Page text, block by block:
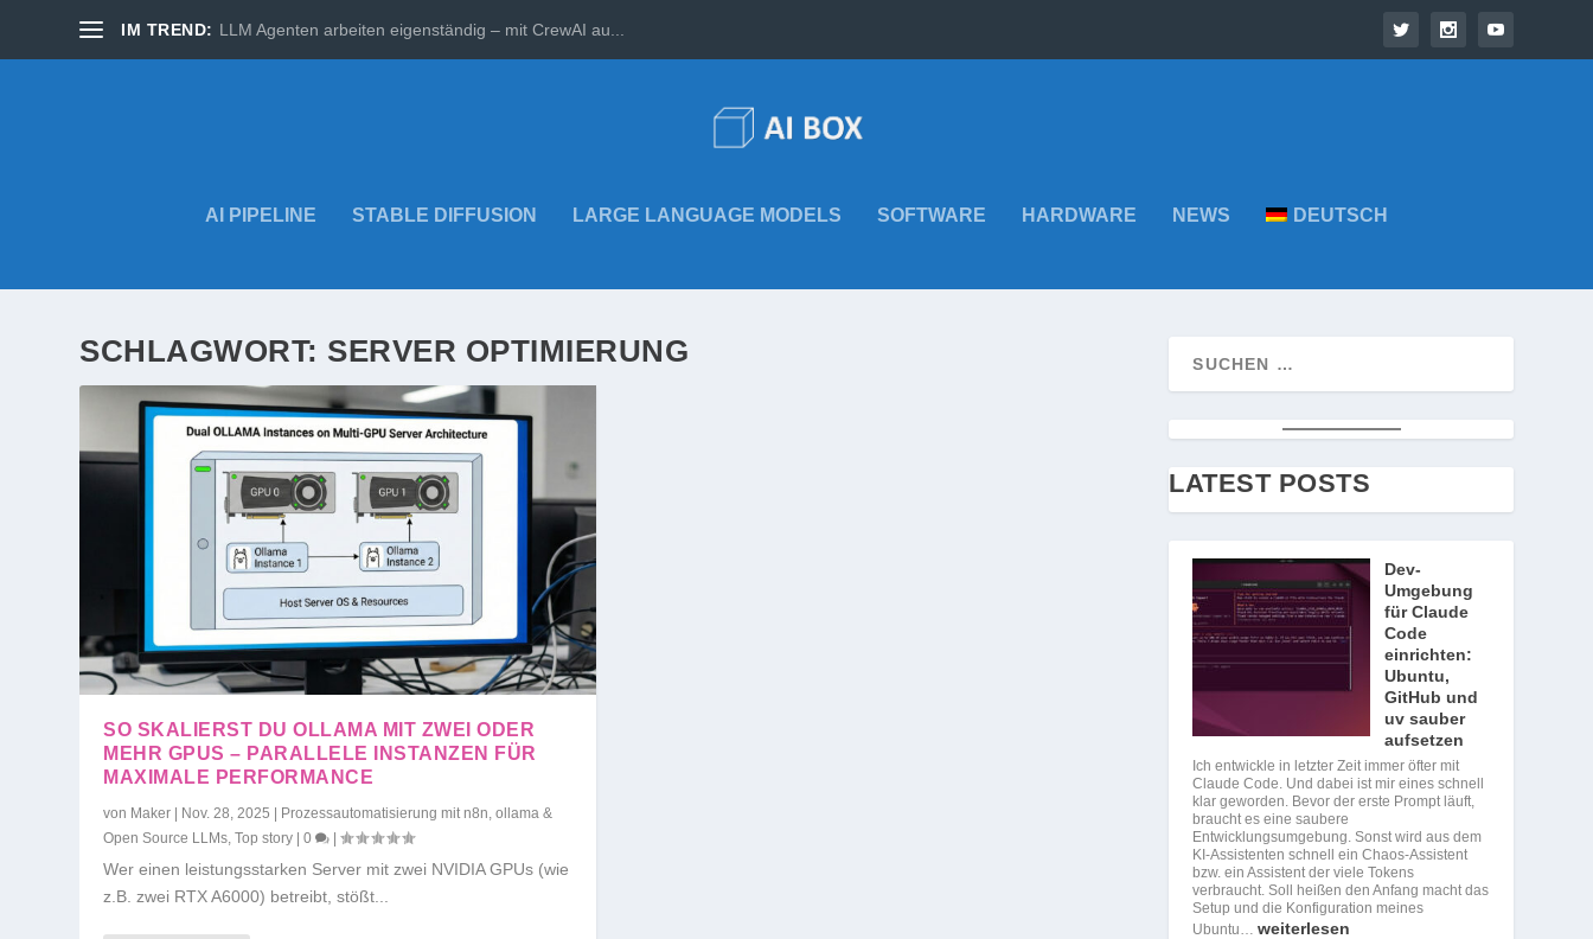
IM TREND: LLM Agenten arbeiten eigenständig – mit CrewAI au...
AI PIPELINE STABLE DIFFUSION LARGE LANGUAGE MODELS SOFTWARE HARDWARE NEWS DEUTSCH
SCHLAGWORT: SERVER OPTIMIERUNG
SO SKALIERST DU OLLAMA MIT ZWEI ODER
MEHR GPUS – PARALLELE INSTANZEN FÜR
MAXIMALE PERFORMANCE
von Maker Nov. 28, 2025
Prozessautomatisierung mit n8n, ollama &
Open Source LLMs,Top story |0 |
Wer einen leistungsstarken Server mit zwei NVIDIA GPUs (wie
z.B. zwei RTX A6000) betreibt, stößt...
LATEST POSTS
Dev-
Umgebung
für Claude
Code
einrichten:
Ubuntu,
GitHub und
uv sauber
aufsetzen
Ich entwickle in letzter Zeit immer öfter mit
Claude Code. Und dabei ist mir eines schnell
klar geworden. Bevor der erste Prompt läuft,
braucht es eine saubere
Entwicklungsumgebung. Sonst wird aus dem
KI-Assistenten schnell ein Chaos-Assistent
bzw. ein Assistent der viele Tokens
verbraucht. Soll heißen den Anfang macht das
Setup und die Konfiguration meines
Ubuntu…weiterlesen